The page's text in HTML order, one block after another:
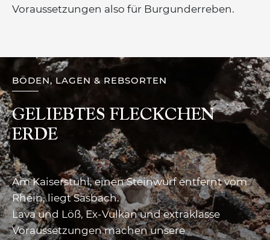
Voraussetzungen also für Burgunderreben.
BÖDEN, LAGEN & REBSORTEN
GELIEBTES FLECKCHEN
ERDE
Am Kaiserstuhl, einen Steinwurf entfernt vom
Rhein, liegt Sasbach.
Lava und Löß, Ex-Vulkan und extraklasse
Voraussetzungen machen unsere